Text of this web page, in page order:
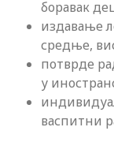
боравак
издавање
средње,
потврде
у
васпитни